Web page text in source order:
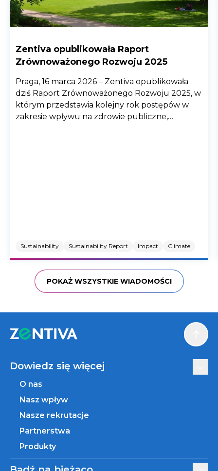
Zentiva opublikowała Raport
Zrównoważonego Rozwoju 2025
Praga, 16 marca 2026 – Zentiva opublikowała
dziś Raport Zrównoważonego Rozwoju 2025, w
którym przedstawia kolejny rok postępów w
zakresie wpływu na zdrowie publiczne,
Sustainability Sustainability Report Impact Climate
POKAŻ WSZYSTKIE WIADOMOŚCI
Dowiedz się więcej
O nas
Nasz wpływ
Nasze rekrutacje
Partnerstwa
Produkty